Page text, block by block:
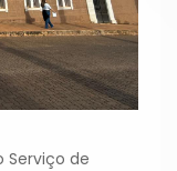
Serviço de